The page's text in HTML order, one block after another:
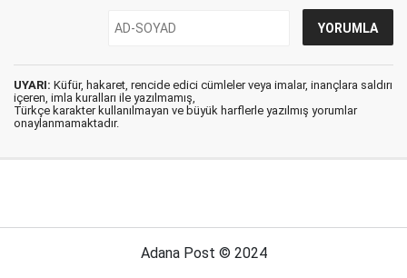
UYARI: Küfür, hakaret, rencide edici cümleler veya imalar, inançlara saldırı
içeren, imla kuralları ile yazılmamış,
Türkçe karakter kullanılmayan ve büyük harflerle yazılmış yorumlar
onaylanmamaktadır.
Adana Post © 2024